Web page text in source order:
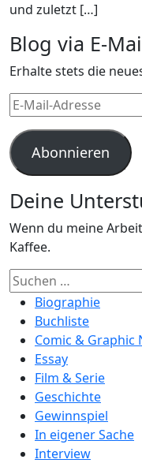
und zuletzt […]
Blog via E-
Erhalte stets die
E-
Mail-
Adresse
Abonnieren
Deine
Wenn du meine
Kaffee.
Suchen
nach:Biographie
Buchliste
Comic & Graphic
Essay
Film & Serie
Geschichte
Gewinnspiel
In eigener Sache
Interview